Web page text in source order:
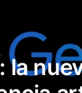
la